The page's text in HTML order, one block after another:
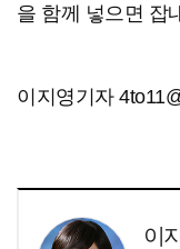
을 함께 넣으면 잡
이지영기자
이